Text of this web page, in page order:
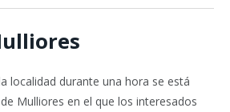
localidad durante una hora se está
Mulliores en el que los interesados